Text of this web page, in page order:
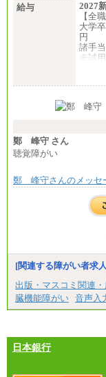
給与
2027
【全
大学
円
諸手
※試用
月給
ます。
鄭 峰守 さん
聴覚障がい
鄭 峰守さんのメッセ
[関連する障がい者求
出版・マスコミ関連
臓機能障がい 音声入
日本銀行